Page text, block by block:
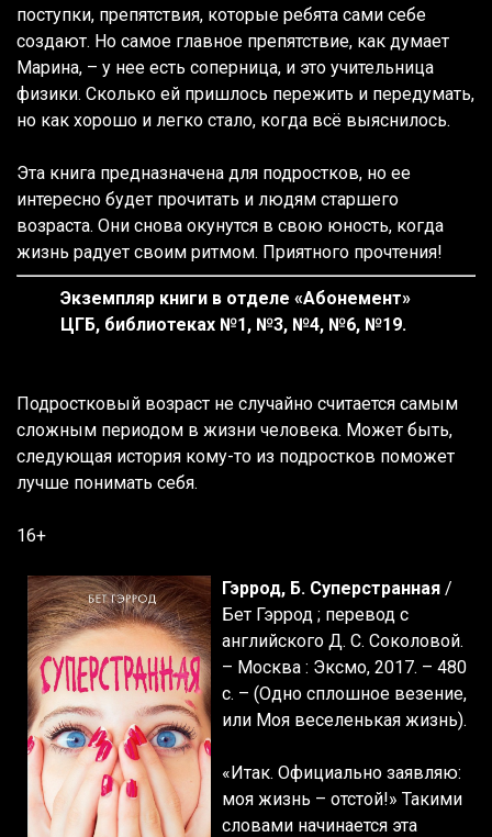
поступки, препятствия, которые ребята сами себе
создают. Но самое главное препятствие, как думает
Марина, – у нее есть соперница, и это учительница
физики. Сколько ей пришлось пережить и передумать,
но как хорошо и легко стало, когда всё выяснилось.
Эта книга предназначена для подростков, но ее
интересно будет прочитать и людям старшего
возраста. Они снова окунутся в свою юность, когда
жизнь радует своим ритмом. Приятного прочтения!
Экземпляр книги в отделе «Абонемент»
ЦГБ, библиотеках №1, №3, №4, №6, №19.
Подростковый возраст не случайно считается самым
сложным периодом в жизни человека. Может быть,
следующая история кому-то из подростков поможет
лучше понимать себя.
16+
Гэррод, Б. Суперстранная /
Бет Гэррод ; перевод с
английского Д. С. Соколовой.
– Москва : Эксмо, 2017. – 480
с. – (Одно сплошное везение,
или Моя веселенькая жизнь).
«Итак. Официально заявляю:
моя жизнь – отстой!» Такими
словами начинается эта